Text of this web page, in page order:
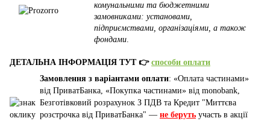
комунальними та бюджетними
замовниками: установами,
підприємствами, організаціями, а також
фондами
ДЕТАЛЬНА ІНФОРМАЦІЯ ТУТ 👉 способи оплати
Замовлення з варіантами оплати: «Оплата частинами»
від ПриватБанка, «Покупка частинами» від monobank,
Безготівковий розрахунок З ПДВ та Кредит "Миттєва
розстрочка від ПриватБанка" — не беруть участь в акції